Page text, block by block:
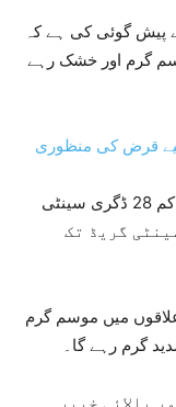
پیش گوئی کی ہے کہ
گرم اور خشک رہے
قرض کی منظوری
پیشن گوئی کے مطابق، درجہ حرارت کم سے کم 28 ڈگری سینٹی
سے زیادہ 37 ڈگری سینٹی گریڈ تک
علاقوں میں موسم گرم
گرم رہے گا۔
بالائی خیبر